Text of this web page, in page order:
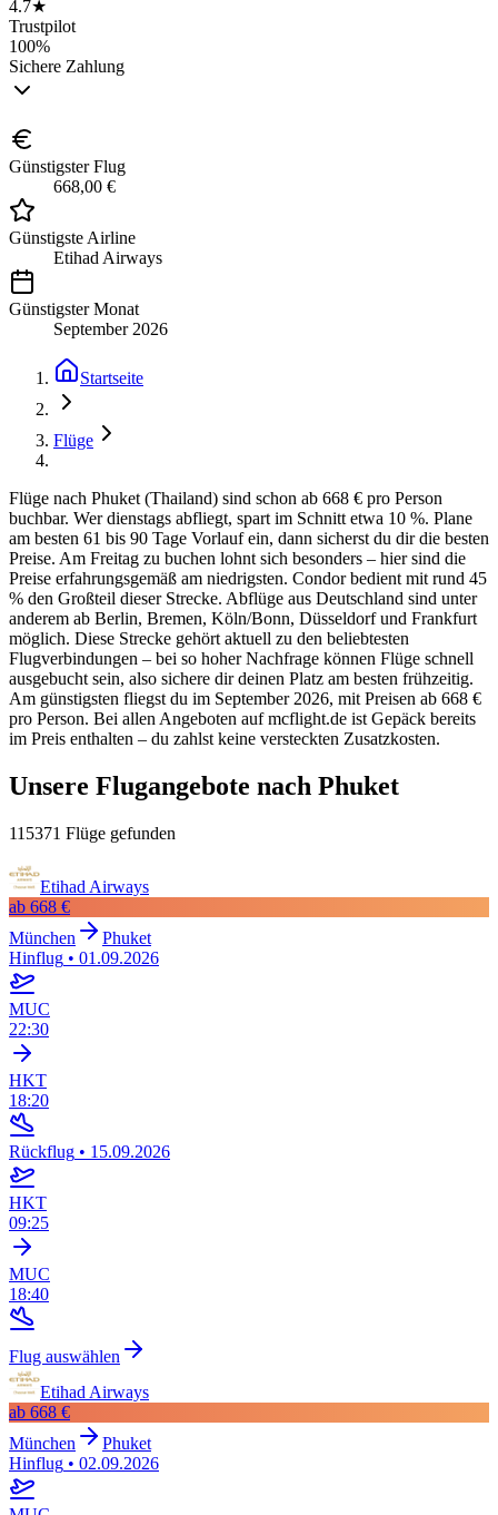
4.7★
Trustpilot
100%
Sichere Zahlung
Günstigster Flug
668,00 €
Günstigste Airline
Etihad Airways
Günstigster Monat
September 2026
Startseite
Flüge
Flüge nach Phuket (Thailand) sind schon ab 668 € pro Person
buchbar. Wer dienstags abfliegt, spart im Schnitt etwa 10 %. Plane
am besten 61 bis 90 Tage Vorlauf ein, dann sicherst du dir die besten
Preise. Am Freitag zu buchen lohnt sich besonders – hier sind die
Preise erfahrungsgemäß am niedrigsten. Condor bedient mit rund 45
% den Großteil dieser Strecke. Abflüge aus Deutschland sind unter
anderem ab Berlin, Bremen, Köln/Bonn, Düsseldorf und Frankfurt
möglich. Diese Strecke gehört aktuell zu den beliebtesten
Flugverbindungen – bei so hoher Nachfrage können Flüge schnell
ausgebucht sein, also sichere dir deinen Platz am besten frühzeitig.
Am günstigsten fliegst du im September 2026, mit Preisen ab 668 €
pro Person. Bei allen Angeboten auf mcflight.de ist Gepäck bereits
im Preis enthalten – du zahlst keine versteckten Zusatzkosten.
Unsere Flugangebote nach Phuket
115371 Flüge gefunden
Etihad Airways
ab 668 €
München
Phuket
Hinflug • 01.09.2026
MUC
22:30
HKT
18:20
Rückflug • 15.09.2026
HKT
09:25
MUC
18:40
Flug auswählen
Etihad Airways
ab 668 €
München
Phuket
Hinflug • 02.09.2026